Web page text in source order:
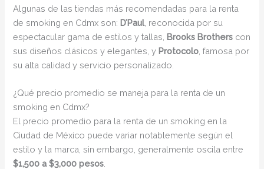
Algunas de las tiendas más recomendadas para la renta
de smoking en Cdmx son: D’Paul, reconocida por su
espectacular gama de estilos y tallas, Brooks Brothers con
sus diseños clásicos y elegantes, y Protocolo , famosa por
su alta calidad y servicio personalizado.
¿Qué precio promedio se maneja para la renta de un
smoking en Cdmx?
El precio promedio para la renta de un smoking en la
Ciudad de México puede variar notablemente según el
estilo y la marca, sin embargo, generalmente oscila entre
$1,500 a $3,000 pesos